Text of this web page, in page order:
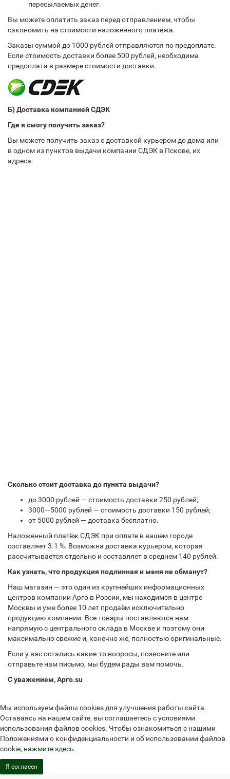
пересылаемых денег.
Вы можете оплатить заказ перед отправлением, чтобы
сэкономить на стоимости наложенного платежа.
Заказы суммой до 1000 рублей отправляются по предоплате.
Если стоимость доставки более 500 рублей, необходима
предоплата в размере стоимости доставки.
Б) Доставка компанией СДЭК
Где я смогу получить заказ?
Вы можете получить заказ с доставкой курьером до дома или
в одном из пунктов выдачи компании СДЭК в Пскове, их
адреса:
Сколько стоит доставка до пункта выдачи?
до 3000 рублей — стоимость доставки 250 рублей;
3000—5000 рублей — стоимость доставки 150 рублей;
от 5000 рублей — доставка бесплатно.
Наложенный платёж СДЭК при оплате в вашем городе
составляет 3.1 %. Возможна доставка курьером, которая
рассчитывается отдельно и составляет в среднем 140 рублей.
Как узнать, что продукция подлинная и меня не обманут?
Наш магазин — это один из крупнейших информационных
центров компании Арго в России, мы находимся в центре
Москвы и уже более 10 лет продаём исключительно
продукцию компании. Все товары поставляются нам
напрямую с центрального склада в Москве и поэтому они
максимально свежие и, конечно же, полностью оригинальные.
Если у вас остались какие-то вопросы, позвоните или
отправьте нам письмо, мы будем рады вам помочь.
С уважением, Арго.su
Мы используем файлы cookies для улучшения работы сайта.
Оставаясь на нашем сайте, вы соглашаетесь с условиями
использования файлов cookies. Чтобы ознакомиться с нашими
Положениями о конфиденциальности и об использовании файлов
cookie, нажмите здесь.
Я согласен